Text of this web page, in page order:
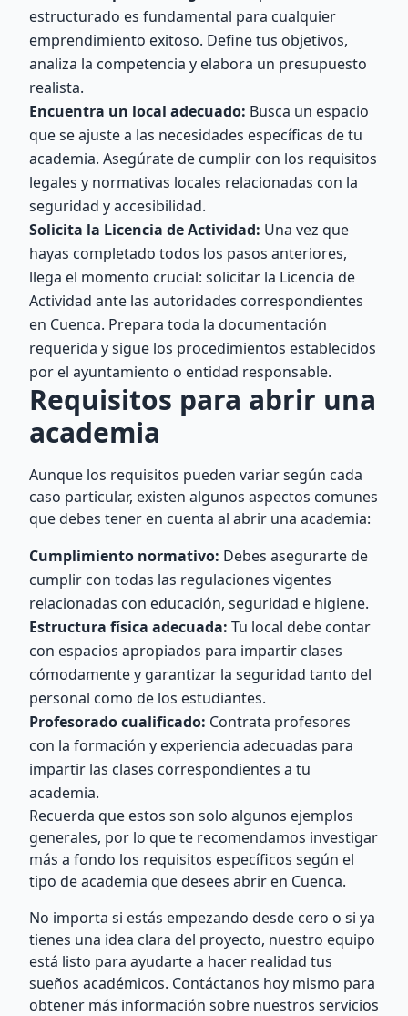
estructurado es fundamental para cualquier
emprendimiento exitoso. Define tus objetivos,
analiza la competencia y elabora un presupuesto
realista.
Encuentra un local adecuado: Busca un espacio
que se ajuste a las necesidades específicas de tu
academia. Asegúrate de cumplir con los requisitos
legales y normativas locales relacionadas con la
seguridad y accesibilidad.
Solicita la Licencia de Actividad: Una vez que
hayas completado todos los pasos anteriores,
llega el momento crucial: solicitar la Licencia de
Actividad ante las autoridades correspondientes
en Cuenca. Prepara toda la documentación
requerida y sigue los procedimientos establecidos
por el ayuntamiento o entidad responsable.
Requisitos para abrir una
academia
Aunque los requisitos pueden variar según cada
caso particular, existen algunos aspectos comunes
que debes tener en cuenta al abrir una academia:
Cumplimiento normativo: Debes asegurarte de
cumplir con todas las regulaciones vigentes
relacionadas con educación, seguridad e higiene.
Estructura física adecuada: Tu local debe contar
con espacios apropiados para impartir clases
cómodamente y garantizar la seguridad tanto del
personal como de los estudiantes.
Profesorado cualificado: Contrata profesores
con la formación y experiencia adecuadas para
impartir las clases correspondientes a tu
academia.
Recuerda que estos son solo algunos ejemplos
generales, por lo que te recomendamos investigar
más a fondo los requisitos específicos según el
tipo de academia que desees abrir en Cuenca.
No importa si estás empezando desde cero o si ya
tienes una idea clara del proyecto, nuestro equipo
está listo para ayudarte a hacer realidad tus
sueños académicos. Contáctanos hoy mismo para
obtener más información sobre nuestros servicios